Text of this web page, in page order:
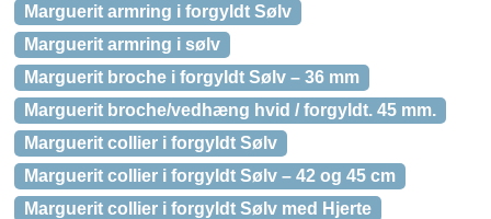
Marguerit armring i forgyldt Sølv
Marguerit armring i sølv
Marguerit broche i forgyldt Sølv – 36 mm
Marguerit broche/vedhæng hvid / forgyldt. 45 mm.
Marguerit collier i forgyldt Sølv
Marguerit collier i forgyldt Sølv – 42 og 45 cm
Marguerit collier i forgyldt Sølv med Hjerte